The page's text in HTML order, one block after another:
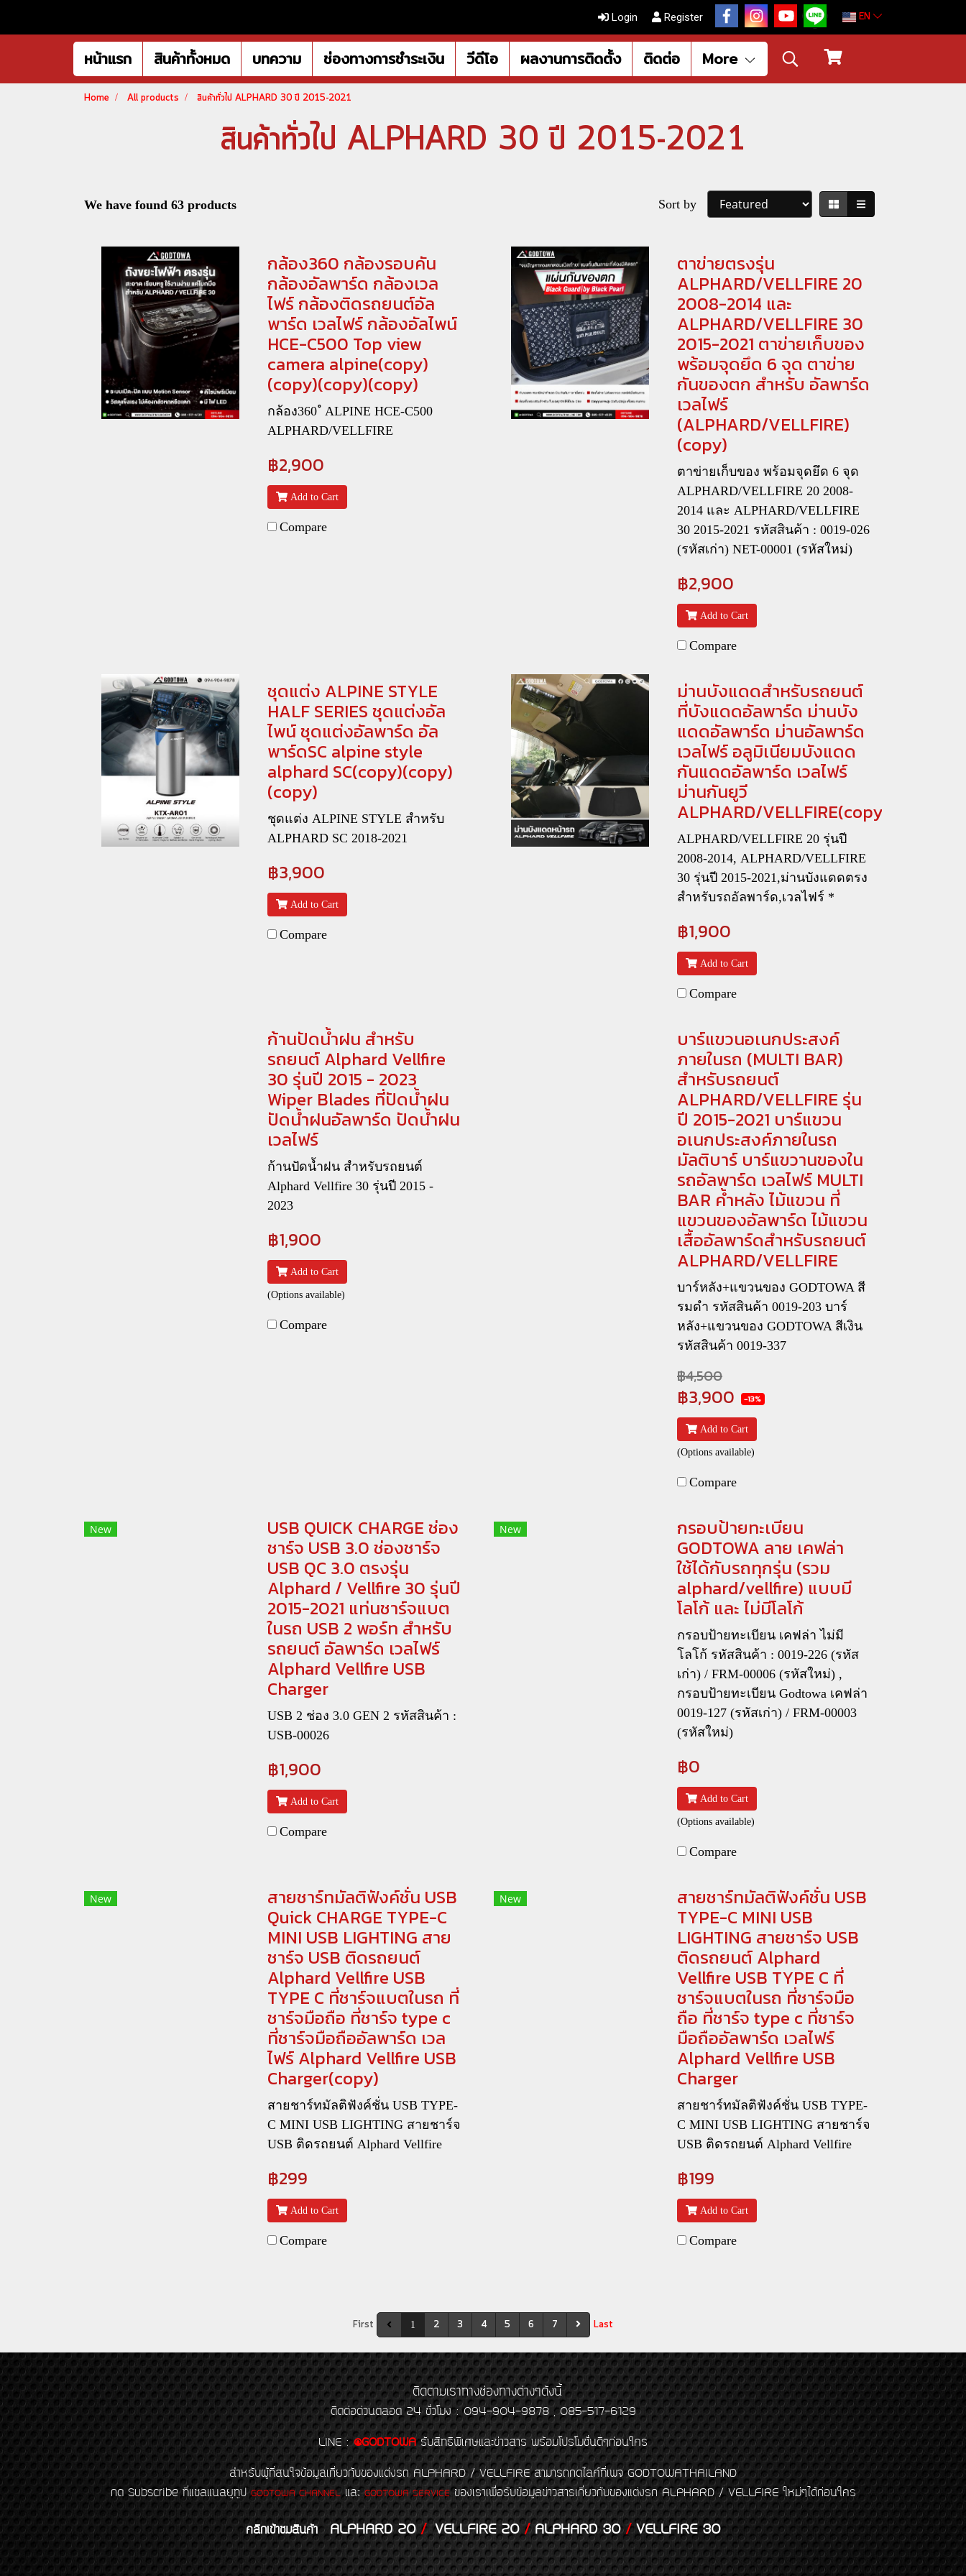
Login Register EN
หน้าแรก สินค้าทั้งหมด บทความ ช่องทางการชำระเงิน วีดีโอ ผลงานการติดตั้ง ติดต่อ More
Home All products สินค้าทั่วไป ALPHARD 30 ปี 2015-2021
สินค้าทั่วไป ALPHARD 30 ปี 2015-2021
We have found 63 products Sort by
กล้อง360 กล้องรอบคัน
กล้องอัลพาร์ด กล้องเวล
ไฟร์ กล้องติดรถยนต์อัล
พาร์ด เวลไฟร์ กล้องอัลไพน์
HCE-C500 Top view
camera alpine(copy)
(copy)(copy)(copy)
กล้อง360 ํ ALPINE HCE-C500
ALPHARD/VELLFIRE
฿2,900
Add to Cart
Compare
ตาข่ายตรงรุ่น
ALPHARD/VELLFIRE 20
2008-2014 และ
ALPHARD/VELLFIRE 30
2015-2021 ตาข่ายเก็บของ
พร้อมจุดยึด 6 จุด ตาข่าย
กันของตก สำหรับ อัลพาร์ด
เวลไฟร์
(ALPHARD/VELLFIRE)
(copy)
ตาข่ายเก็บของ พร้อมจุดยึด 6 จุด
ALPHARD/VELLFIRE 20 2008-
2014 และ ALPHARD/VELLFIRE
30 2015-2021 รหัสสินค้า : 0019-026
(รหัสเก่า) NET-00001 (รหัสใหม่)
฿2,900
Add to Cart
Compare
ชุดแต่ง ALPINE STYLE
HALF SERIES ชุดแต่งอัล
ไพน์ ชุดแต่งอัลพาร์ด อัล
พาร์ดSC alpine style
alphard SC(copy)(copy)
(copy)
ชุดแต่ง ALPINE STYLE สำหรับ
ALPHARD SC 2018-2021
฿3,900
Add to Cart
Compare
ม่านบังแดดสำหรับรถยนต์
ที่บังแดดอัลพาร์ด ม่านบัง
แดดอัลพาร์ด ม่านอัลพาร์ด
เวลไฟร์ อลูมิเนียมบังแดด
กันแดดอัลพาร์ด เวลไฟร์
ม่านกันยูวี
ALPHARD/VELLFIRE(copy)
ALPHARD/VELLFIRE 20 รุ่นปี
2008-2014, ALPHARD/VELLFIRE
30 รุ่นปี 2015-2021,ม่านบังแดดตรง
สำหรับรถอัลพาร์ด,เวลไฟร์ *
฿1,900
Add to Cart
Compare
ก้านปัดน้ำฝน สำหรับ
รถยนต์ Alphard Vellfire
30 รุ่นปี 2015 - 2023
Wiper Blades ที่ปัดน้ำฝน
ปัดน้ำฝนอัลพาร์ด ปัดน้ำฝน
เวลไฟร์
ก้านปัดน้ำฝน สำหรับรถยนต์
Alphard Vellfire 30 รุ่นปี 2015 -
2023
฿1,900
Add to Cart
(Options available)
Compare
บาร์แขวนอเนกประสงค์
ภายในรถ (MULTI BAR)
สำหรับรถยนต์
ALPHARD/VELLFIRE รุ่น
ปี 2015-2021 บาร์แขวน
อเนกประสงค์ภายในรถ
มัลติบาร์ บาร์แขวานของใน
รถอัลพาร์ด เวลไฟร์ MULTI
BAR ค้ำหลัง ไม้แขวน ที่
แขวนของอัลพาร์ด ไม้แขวน
เสื้ออัลพาร์ดสำหรับรถยนต์
ALPHARD/VELLFIRE
บาร์หลัง+แขวนของ GODTOWA สี
รมดำ รหัสสินค้า 0019-203 บาร์
หลัง+แขวนของ GODTOWA สีเงิน
รหัสสินค้า 0019-337
฿4,500
฿3,900 -13%
Add to Cart
(Options available)
Compare
New
USB QUICK CHARGE ช่อง
ชาร์จ USB 3.0 ช่องชาร์จ
USB QC 3.0 ตรงรุ่น
Alphard / Vellfire 30 รุ่นปี
2015-2021 แท่นชาร์จแบต
ในรถ USB 2 พอร์ท สำหรับ
รถยนต์ อัลพาร์ด เวลไฟร์
Alphard Vellfire USB
Charger
USB 2 ช่อง 3.0 GEN 2 รหัสสินค้า :
USB-00026
฿1,900
Add to Cart
Compare
New
กรอบป้ายทะเบียน
GODTOWA ลาย เคฟล่า
ใช้ได้กับรถทุกรุ่น (รวม
alphard/vellfire) แบบมี
โลโก้ และ ไม่มีโลโก้
กรอบป้ายทะเบียน เคฟล่า ไม่มี
โลโก้ รหัสสินค้า : 0019-226 (รหัส
เก่า) / FRM-00006 (รหัสใหม่) ,
กรอบป้ายทะเบียน Godtowa เคฟล่า
0019-127 (รหัสเก่า) / FRM-00003
(รหัสใหม่)
฿0
Add to Cart
(Options available)
Compare
New
สายชาร์ทมัลติฟังค์ชั่น USB
Quick CHARGE TYPE-C
MINI USB LIGHTING สาย
ชาร์จ USB ติดรถยนต์
Alphard Vellfire USB
TYPE C ที่ชาร์จแบตในรถ ที่
ชาร์จมือถือ ที่ชาร์จ type c
ที่ชาร์จมือถืออัลพาร์ด เวล
ไฟร์ Alphard Vellfire USB
Charger(copy)
สายชาร์ทมัลติฟังค์ชั่น USB TYPE-
C MINI USB LIGHTING สายชาร์จ
USB ติดรถยนต์ Alphard Vellfire
฿299
Add to Cart
Compare
New
สายชาร์ทมัลติฟังค์ชั่น USB
TYPE-C MINI USB
LIGHTING สายชาร์จ USB
ติดรถยนต์ Alphard
Vellfire USB TYPE C ที่
ชาร์จแบตในรถ ที่ชาร์จมือ
ถือ ที่ชาร์จ type c ที่ชาร์จ
มือถืออัลพาร์ด เวลไฟร์
Alphard Vellfire USB
Charger
สายชาร์ทมัลติฟังค์ชั่น USB TYPE-
C MINI USB LIGHTING สายชาร์จ
USB ติดรถยนต์ Alphard Vellfire
฿199
Add to Cart
Compare
First 1 2 3 4 5 6 7 Last
ติดตามเราทางช่องทางต่างๆดังนี้
ติดต่อด่วนตลอด 24 ชั่วโมง : 094-904-9878 , 085-517-6129
LINE : @GODTOWA รับสิทธิพิเศษและข่าวสาร พร้อมโปรโมชั่นดีๆก่อนใคร
สำหรับผู้ที่สนใจข้อมูลเกี่ยวกับของแต่งรถ ALPHARD / VELLFIRE สามารถกดไลค์ที่เพจ GODTOWATHAILAND
กด Subscribe ที่แชลแนลยูทูปGODTOWA CHANNELและ GODTOWA SERVICEของเราเพื่อรับข้อมูลข่าวสารเกี่ยวกับของแต่งรถ ALPHARD / VELLFIRE ใหม่ๆได้ก่อนใคร
คลิกเข้าชมสินค้า ALPHARD 20/VELLFIRE 20/ALPHARD 30/VELLFIRE 30